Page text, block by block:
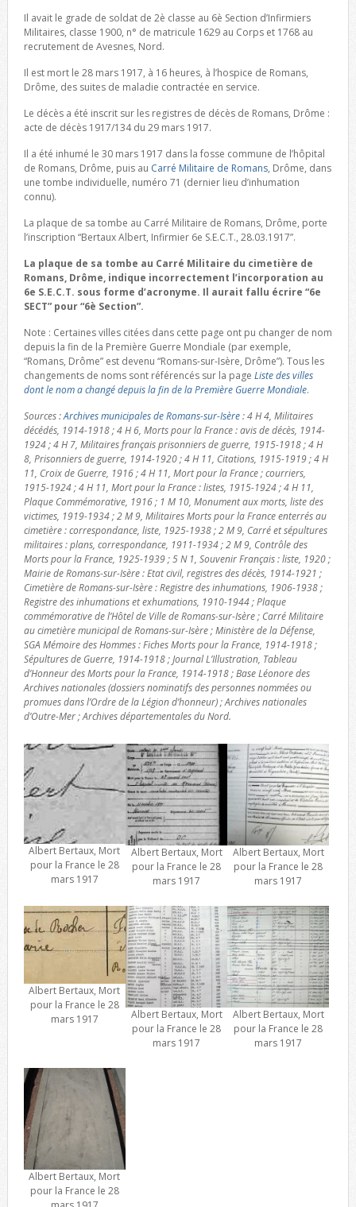
Il avait le grade de soldat de 2è classe au 6è Section d’Infirmiers
Militaires, classe 1900, n° de matricule 1629 au Corps et 1768 au
recrutement de Avesnes, Nord.
Il est mort le 28 mars 1917, à 16 heures, à l’hospice de Romans,
Drôme, des suites de maladie contractée en service.
Le décès a été inscrit sur les registres de décès de Romans, Drôme :
acte de décès 1917/134 du 29 mars 1917.
Il a été inhumé le 30 mars 1917 dans la fosse commune de l’hôpital
de Romans, Drôme, puis au Carré Militaire de Romans, Drôme, dans
une tombe individuelle, numéro 71 (dernier lieu d’inhumation
connu).
La plaque de sa tombe au Carré Militaire de Romans, Drôme, porte
l’inscription “Bertaux Albert, Infirmier 6e S.E.C.T., 28.03.1917”.
La plaque de sa tombe au Carré Militaire du cimetière de
Romans, Drôme, indique incorrectement l’incorporation au
6e S.E.C.T. sous forme d’acronyme. Il aurait fallu écrire “6e
SECT” pour “6è Section”.
Note : Certaines villes citées dans cette page ont pu changer de nom
depuis la fin de la Première Guerre Mondiale (par exemple,
“Romans, Drôme” est devenu “Romans-sur-Isère, Drôme”). Tous les
changements de noms sont référencés sur la page Liste des villes
dont le nom a changé depuis la fin de la Première Guerre Mondiale.
Sources :Archives municipales de Romans-sur-Isère: 4 H 4, Militaires
décédés, 1914-1918 ; 4 H 6, Morts pour la France : avis de décès, 1914-
1924 ; 4 H 7, Militaires français prisonniers de guerre, 1915-1918 ; 4 H
8, Prisonniers de guerre, 1914-1920 ; 4 H 11, Citations, 1915-1919 ; 4 H
11, Croix de Guerre, 1916 ; 4 H 11, Mort pour la France ; courriers,
1915-1924 ; 4 H 11, Mort pour la France : listes, 1915-1924 ; 4 H 11,
Plaque Commémorative, 1916 ; 1 M 10, Monument aux morts, liste des
victimes, 1919-1934 ; 2 M 9, Militaires Morts pour la France enterrés au
cimetière : correspondance, liste, 1925-1938 ; 2 M 9, Carré et sépultures
militaires : plans, correspondance, 1911-1934 ; 2 M 9, Contrôle des
Morts pour la France, 1925-1939 ; 5 N 1, Souvenir Français : liste, 1920 ;
Mairie de Romans-sur-Isère : Etat civil, registres des décès, 1914-1921 ;
Cimetière de Romans-sur-Isère : Registre des inhumations, 1906-1938 ;
Registre des inhumations et exhumations, 1910-1944 ; Plaque
commémorative de l’Hôtel de Ville de Romans-sur-Isère ; Carré Militaire
au cimetière municipal de Romans-sur-Isère ; Ministère de la Défense,
SGA Mémoire des Hommes : Fiches Morts pour la France, 1914-1918 ;
Sépultures de Guerre, 1914-1918 ; Journal L’Illustration, Tableau
d’Honneur des Morts pour la France, 1914-1918 ; Base Léonore des
Archives nationales (dossiers nominatifs des personnes nommées ou
promues dans l’Ordre de la Légion d’honneur) ; Archives nationales
d’Outre-Mer ; Archives départementales du Nord.
Albert Bertaux, Mort
pour la France le 28
mars 1917
Albert Bertaux, Mort
pour la France le 28
mars 1917
Albert Bertaux, Mort
pour la France le 28
mars 1917
Albert Bertaux, Mort
pour la France le 28
mars 1917
Albert Bertaux, Mort
pour la France le 28
mars 1917
Albert Bertaux, Mort
pour la France le 28
mars 1917
Albert Bertaux, Mort
pour la France le 28